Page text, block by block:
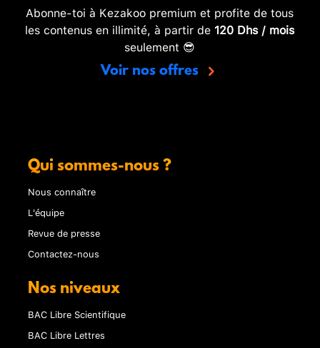
Abonne-toi à Kezakoo premium et profite de tous
les contenus en illimité, à partir de 120 Dhs / mois
seulement 😎
Voir nos offres
Qui sommes-nous ?
Nous connaître
L'équipe
Revue de presse
Contactez-nous
Nos niveaux
BAC Libre Scientifique
BAC Libre Lettres